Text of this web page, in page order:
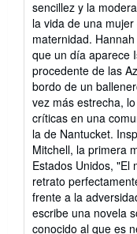
sencillez y la
la vida de una
maternidad.
que un día aparece
procedente de las
bordo de un
vez más estrecha,
críticas en una
la de Nantucket.
Mitchell, la primera
Estados Unidos, "El
retrato
frente a la
escribe una novela
conocido al que es